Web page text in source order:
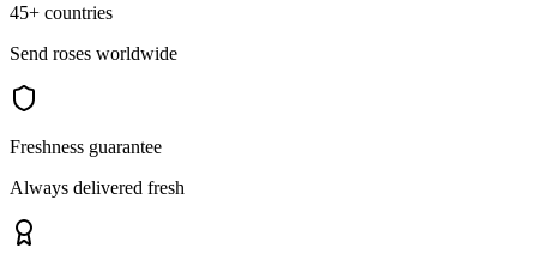
45+ countries
Send roses worldwide
Freshness guarantee
Always delivered fresh